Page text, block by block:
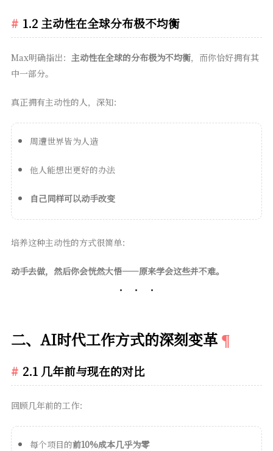
1.2 主动性在全球分布极不均衡
Max明确指出： 主动性在全球的分布极为不均衡，而你恰好拥有其
中一部分。
真正拥有主动性的人，深知：
周遭世界皆为人造
他人能想出更好的办法
自己同样可以动手改变
培养这种主动性的方式很简单：
动手去做，然后你会恍然大悟——原来学会这些并不难。
二、AI时代工作方式的深刻变革
2.1 几年前与现在的对比
回顾几年前的工作：
每个项目的前10%成本几乎为零